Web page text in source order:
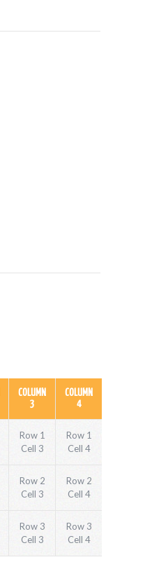
COLUMN
3
COLUMN
4
Row 1
Cell 3
Row 1
Cell 4
Row 2
Cell 3
Row 2
Cell 4
Row 3
Cell 3
Row 3
Cell 4